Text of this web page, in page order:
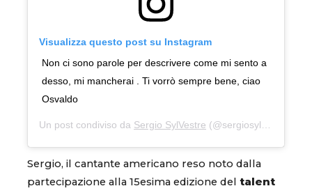
Visualizza questo post su Instagram
Non ci sono parole per descrivere come mi sento a
desso, mi mancherai . Ti vorrò sempre bene, ciao
Osvaldo
Un post condiviso da Sergio SylVestre (@sergiosylvestreofficial) in data:
Sergio, il cantante americano reso noto dalla
partecipazione alla 15esima edizione del talent